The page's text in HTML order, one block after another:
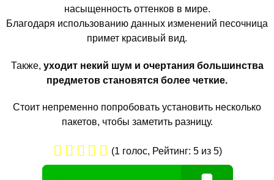
насыщенность оттенков в мире.
Благодаря использованию данных изменений песочница
примет красивый вид.
Также, уходит некий шум и очертания большинства
предметов становятся более четкие.
Стоит непременно попробовать установить несколько
пакетов, чтобы заметить разницу.
(1 голос, Рейтинг:5 из 5)